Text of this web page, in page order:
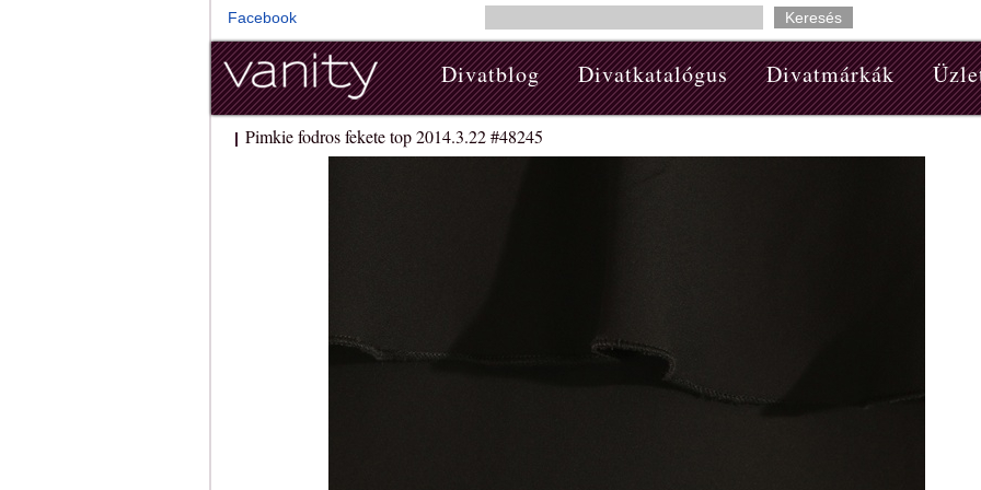
Facebook
Divatblog Divatkatalógus Divatmárkák
| Pimkie fodros fekete top 2014.3.22 #48245